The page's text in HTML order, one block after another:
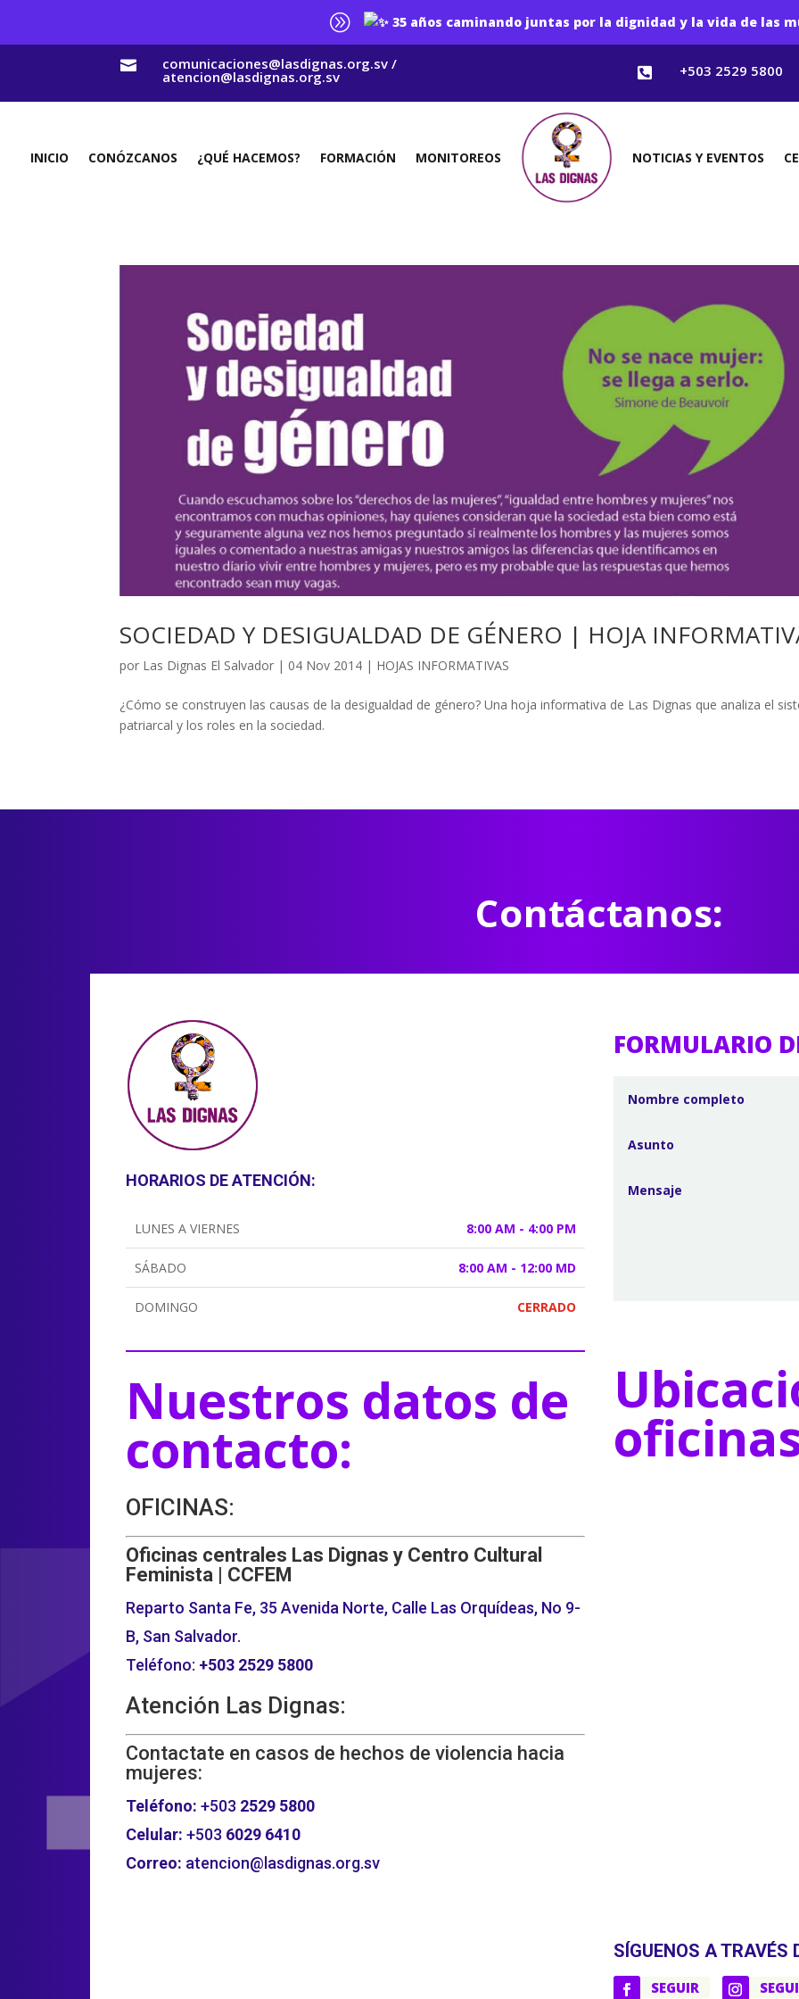
A 35 años caminando juntas por la dignidad y la vida de las
 comunicaciones@lasdignas.org.sv /
atencion@lasdignas.org.sv  +503 2529 5800
INICIO CONÓZCANOS ¿QUÉ HACEMOS? FORMACIÓN MONITOREOS NOTICIAS Y EVENTOS
SOCIEDAD Y DESIGUALDAD DE GÉNERO | HOJA
por Las Dignas El Salvador | 04 Nov 2014 | HOJAS INFORMATIVAS
¿Cómo se construyen las causas de la desigualdad de género? Una hoja informativa de Las Dignas que analiza el
patriarcal y los roles en la sociedad.
Contáctanos:
HORARIOS DE ATENCIÓN:
LUNES A VIERNES 8:00 AM - 4:00 PM
SÁBADO 8:00 AM - 12:00 MD
DOMINGO CERRADO
Nuestros datos de
contacto:
OFICINAS:
Oficinas centrales Las Dignas y Centro Cultural
Feminista | CCFEM
Reparto Santa Fe, 35 Avenida Norte, Calle Las Orquídeas, No 9-
B, San Salvador.
Teléfono: +503 2529 5800
Atención Las Dignas:
Contactate en casos de hechos de violencia hacia
mujeres:
Teléfono: +503 2529 5800
Celular: +503 6029 6410
Correo: atencion@lasdignas.org.sv
FORMULARIO
SÍGUENOS A TRAVÉS
SEGUIR